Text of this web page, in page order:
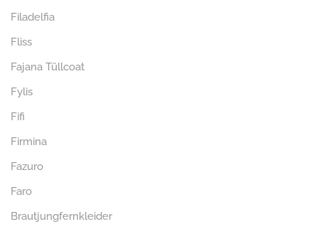
Filadelfia
Fliss
Fajana Tüllcoat
Fylis
Fifi
Firmina
Fazuro
Faro
Brautjungfernkleider